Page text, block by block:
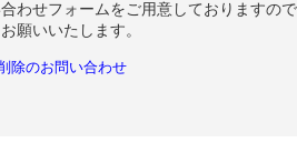
わせフォームをご用意しておりますの
願いいたします。
除のお問い合わせ